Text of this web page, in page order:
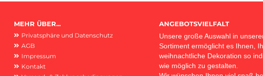
MEHR ÜBER...
Privatsphäre und Datenschutz
AGB
Impressum
Kontakt
ANGEBOTSVIELFALT
Unsere große Auswahl in
Sortiment ermöglicht es Ihnen,
weihnachtliche Dekoration so
wie möglich zu gestalten.